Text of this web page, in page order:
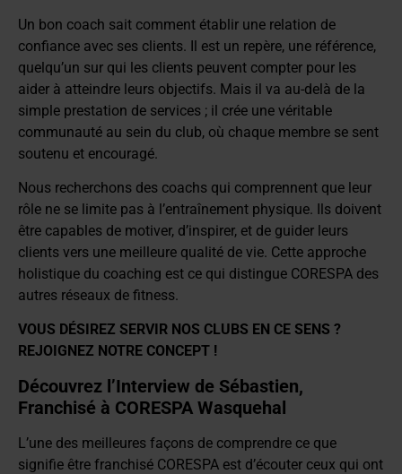
Un bon coach sait comment établir une relation de
confiance avec ses clients. Il est un repère, une référence,
quelqu’un sur qui les clients peuvent compter pour les
aider à atteindre leurs objectifs. Mais il va au-delà de la
simple prestation de services ; il crée une véritable
communauté au sein du club, où chaque membre se sent
soutenu et encouragé.
Nous recherchons des coachs qui comprennent que leur
rôle ne se limite pas à l’entraînement physique. Ils doivent
être capables de motiver, d’inspirer, et de guider leurs
clients vers une meilleure qualité de vie. Cette approche
holistique du coaching est ce qui distingue CORESPA des
autres réseaux de fitness.
VOUS DÉSIREZ SERVIR NOS CLUBS EN CE SENS ?
REJOIGNEZ NOTRE CONCEPT !
Découvrez l’Interview de Sébastien,
Franchisé à CORESPA Wasquehal
L’une des meilleures façons de comprendre ce que
signifie être franchisé CORESPA est d’écouter ceux qui ont